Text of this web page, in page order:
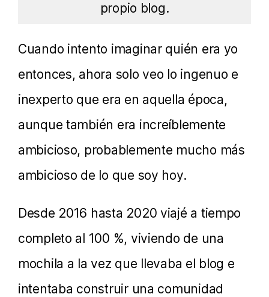
propio blog.
Cuando intento imaginar quién era yo
entonces, ahora solo veo lo ingenuo e
inexperto que era en aquella época,
aunque también era increíblemente
ambicioso, probablemente mucho más
ambicioso de lo que soy hoy.
Desde 2016 hasta 2020 viajé a tiempo
completo al 100 %, viviendo de una
mochila a la vez que llevaba el blog e
intentaba construir una comunidad